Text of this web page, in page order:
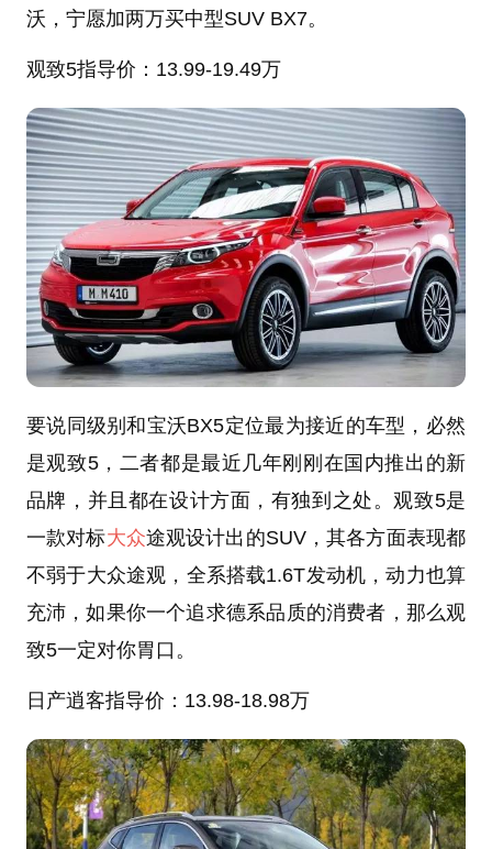
沃，宁愿加两万买中型SUV BX7。
观致5指导价：13.99-19.49万
要说同级别和宝沃BX5定位最为接近的车型，必然
是观致5，二者都是最近几年刚刚在国内推出的新
品牌，并且都在设计方面，有独到之处。观致5是
一款对标大众途观设计出的SUV，其各方面表现都
不弱于大众途观，全系搭载1.6T发动机，动力也算
充沛，如果你一个追求德系品质的消费者，那么观
致5一定对你胃口。
日产逍客指导价：13.98-18.98万